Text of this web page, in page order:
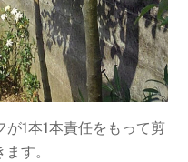
1本1本責任をもって剪
す。